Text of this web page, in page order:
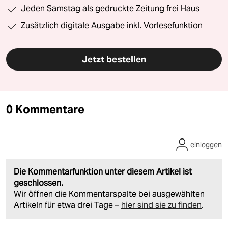
Jeden Samstag als gedruckte Zeitung frei Haus
Zusätzlich digitale Ausgabe inkl. Vorlesefunktion
Jetzt bestellen
0 Kommentare
Die Kommentarfunktion unter diesem Artikel ist
geschlossen.
Wir öffnen die Kommentarspalte bei ausgewählten
Artikeln für etwa drei Tage – hier sind sie zu finden.
einloggen